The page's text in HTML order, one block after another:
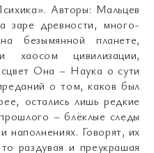
Авторы: Мальцев
древности, много-
безымянной планете,
хаосом цивилизации,
Она – Наука о сути
о том, каков был
остались лишь редкие
­– блёклые следы
наполнениях. Говорят, их
раздувая и преукрашая